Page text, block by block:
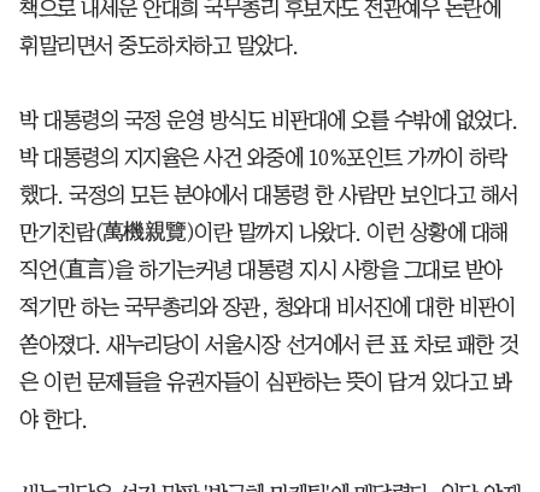
책으로 내세운 안대희 국무총리 후보자도 전관예우 논란에
휘말리면서 중도하차하고 말았다.
박 대통령의 국정 운영 방식도 비판대에 오를 수밖에 없었다.
박 대통령의 지지율은 사건 와중에 10%포인트 가까이 하락
했다. 국정의 모든 분야에서 대통령 한 사람만 보인다고 해서
만기친람(萬機親覽)이란 말까지 나왔다. 이런 상황에 대해
직언(直言)을 하기는커녕 대통령 지시 사항을 그대로 받아
적기만 하는 국무총리와 장관, 청와대 비서진에 대한 비판이
쏟아졌다. 새누리당이 서울시장 선거에서 큰 표 차로 패한 것
은 이런 문제들을 유권자들이 심판하는 뜻이 담겨 있다고 봐
야 한다.